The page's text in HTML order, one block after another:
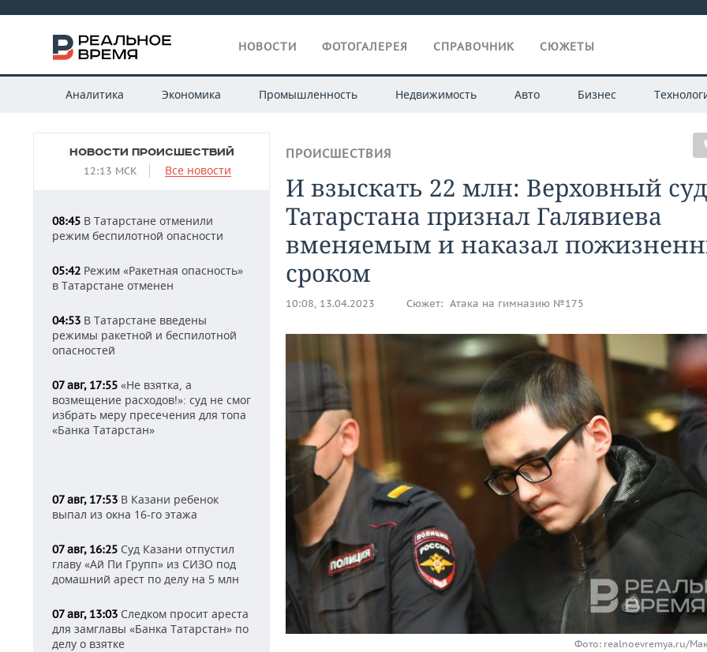
НОВОСТИ ФОТОГАЛЕРЕЯ СПРАВОЧНИК СЮЖЕТЫ
Аналитика Экономика Промышленность Недвижимость Авто Бизнес
НОВОСТИ ПРОИСШЕСТВИЙ
12:13 МСК Все новости
08:45 В Татарстане отменили
режим беспилотной опасности
05:42 Режим «Ракетная опасность»
в Татарстане отменен
04:53 В Татарстане введены
режимы ракетной и беспилотной
опасностей
07 авг, 17:55 «Не взятка, а
возмещение расходов!»: суд не смог
избрать меру пресечения для топа
«Банка Татарстан»
07 авг, 17:53 В Казани ребенок
выпал из окна 16-го этажа
07 авг, 16:25 Суд Казани отпустил
главу «Ай Пи Групп» из СИЗО под
домашний арест по делу на 5 млн
07 авг, 13:03 Следком просит ареста
для замглавы «Банка Татарстан» по
делу о взятке
ПРОИСШЕСТВИЯ
И взыскать 22 млн: Верховный суд
Татарстана признал Галявиева
вменяемым и наказал
сроком
10:08, 13.04.2023 Сюжет: Атака на гимназию №175
Фото: realnoevremya.ru/